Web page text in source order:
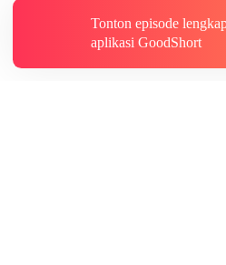
Tonton episode
aplikasi GoodShort